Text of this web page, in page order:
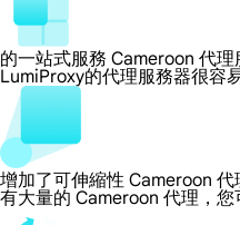
的一站式服務 Cameroon 代
LumiProxy的代理服務器很容
增加了可伸縮性 Cameroon 代
有大量的 Cameroon 代理，